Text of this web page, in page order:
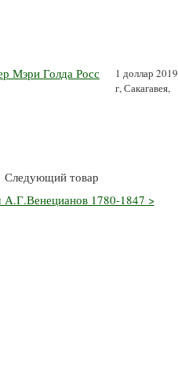
1 доллар 2019
г, Сакагавея,
Следующий товар
1780-1847 >